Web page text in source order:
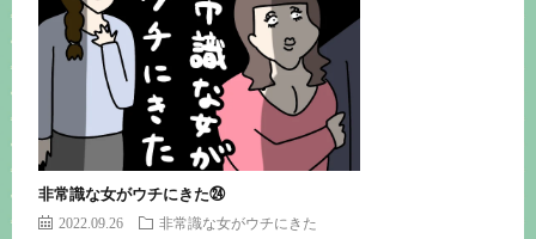
非常識な女がウチにきた㉔
2022.09.26 非常識な女がウチにきた